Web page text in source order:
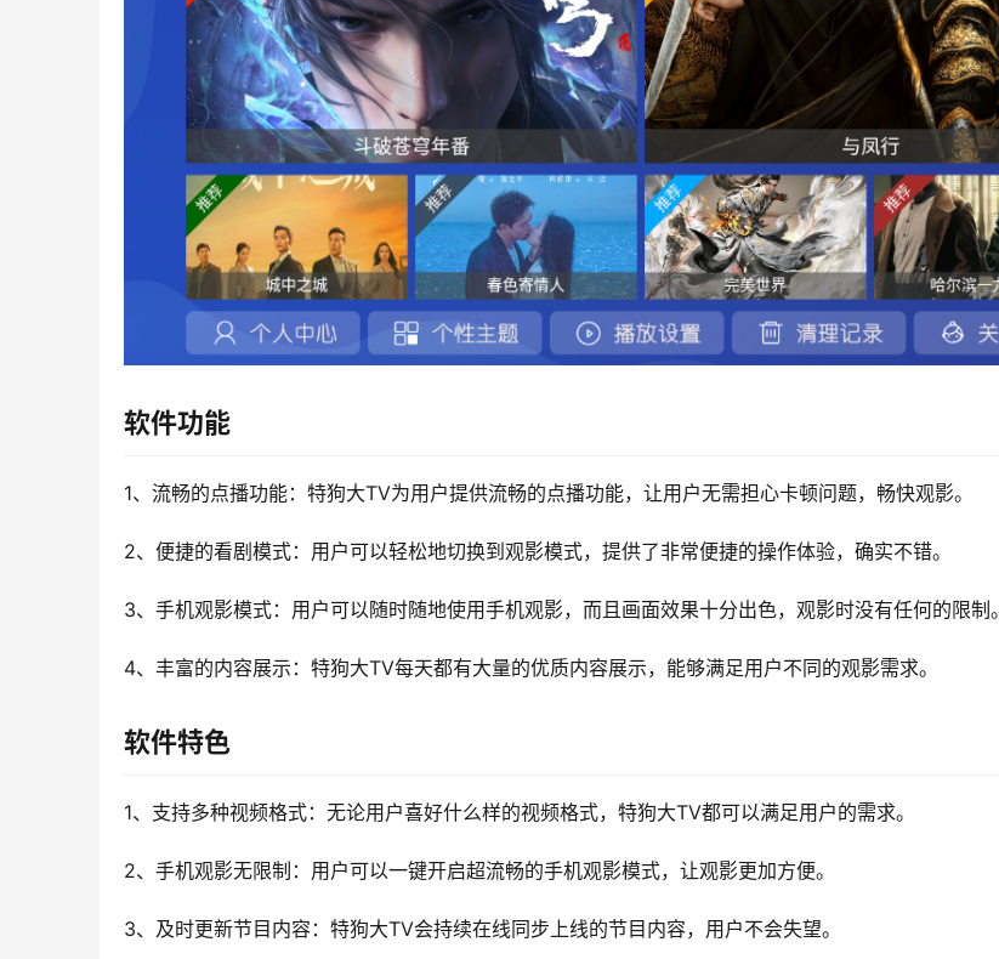
软件功能
1、流畅的点播功能：特狗大TV为用户提供流畅的点播功能，让用户无需担心卡顿问题，畅快观影。
2、便捷的看剧模式：用户可以轻松地切换到观影模式，提供了非常便捷的操作体验，确实不错。
3、手机观影模式：用户可以随时随地使用手机观影，而且画面效果十分出色，观影时没有任何的限制。
4、丰富的内容展示：特狗大TV每天都有大量的优质内容展示，能够满足用户不同的观影需求。
软件特色
1、支持多种视频格式：无论用户喜好什么样的视频格式，特狗大TV都可以满足用户的需求。
2、手机观影无限制：用户可以一键开启超流畅的手机观影模式，让观影更加方便。
3、及时更新节目内容：特狗大TV会持续在线同步上线的节目内容，用户不会失望。